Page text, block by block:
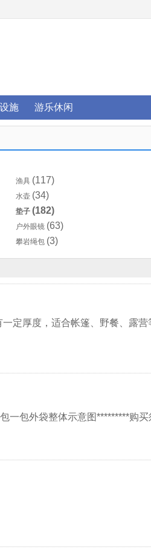
施 游乐休闲
渔具 (117)
水壶 (34)
垫子 (182)
户外眼镜 (63)
攀岩绳包 (3)
定厚度，适合帐篷、野餐、露营
包外袋整体示意图*********购买